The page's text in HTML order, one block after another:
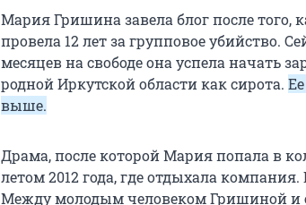
Мария Гришина завела блог после того,
провела 12 лет за групповое убийство.
месяцев на свободе она успела начать
родной Иркутской области как сирота.
выше.
Драма, после которой Мария попала в
летом 2012 года, где отдыхала
Между молодым человеком Гришиной и